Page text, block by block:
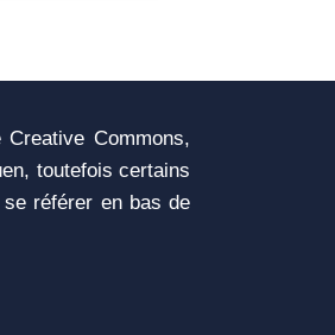
Commons,
toutefois certains
référer en bas de